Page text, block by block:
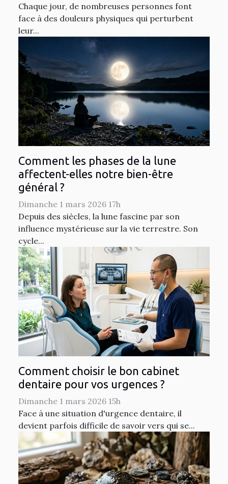
Chaque jour, de nombreuses personnes font
face à des douleurs physiques qui perturbent
leur...
Comment les phases de la lune
affectent-elles notre bien-être
général ?
Dimanche 1 mars 2026 17h
Depuis des siècles, la lune fascine par son
influence mystérieuse sur la vie terrestre. Son
cycle...
Comment choisir le bon cabinet
dentaire pour vos urgences ?
Dimanche 1 mars 2026 15h
Face à une situation d'urgence dentaire, il
devient parfois difficile de savoir vers qui se...